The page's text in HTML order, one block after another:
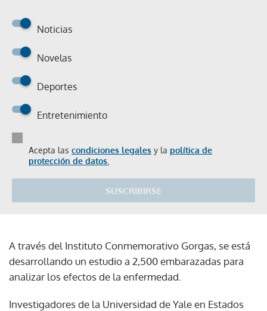
Noticias
Novelas
Deportes
Entretenimiento
Acepta las condiciones legales y la política de
protección de datos.
SUSCRIBIRSE
A través del Instituto Conmemorativo Gorgas, se está
desarrollando un estudio a 2,500 embarazadas para
analizar los efectos de la enfermedad.
Investigadores de la Universidad de Yale en Estados